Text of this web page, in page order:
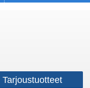
Tarjoustuotteet